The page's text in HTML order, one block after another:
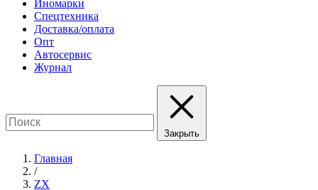
Иномарки
Спецтехника
Доставка/оплата
Опт
Автосервис
Журнал
Закрыть
Главная
/
ZX